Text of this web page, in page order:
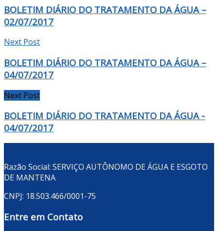
BOLETIM DIÁRIO DO TRATAMENTO DA ÁGUA –
02/07/2017
Next Post
BOLETIM DIÁRIO DO TRATAMENTO DA ÁGUA –
04/07/2017
Next Post
BOLETIM DIÁRIO DO TRATAMENTO DA ÁGUA -
04/07/2017
Razão Social: SERVIÇO AUTÔNOMO DE ÁGUA E ESGOTO
DE MANTENA
CNPJ: 18.503.466/0001-75
Entre em Contato